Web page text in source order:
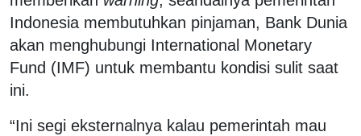
Indonesia membutuhkan pinjaman, Bank Dunia
akan menghubungi International Monetary
Fund (IMF) untuk membantu kondisi sulit saat
ini.
“Ini segi eksternalnya kalau pemerintah mau